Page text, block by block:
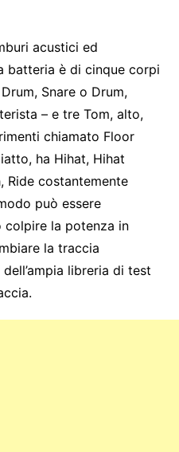
acustici ed
batteria è di cinque corpi
Snare o Drum,
– e tre Tom, alto,
chiamato Floor
ha Hihat, Hihat
Ride costantemente
può essere
la potenza in
la traccia
libreria di test